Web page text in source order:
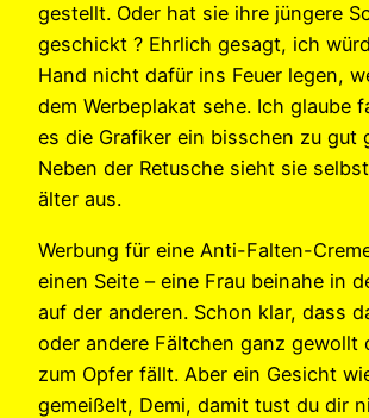
gestellt. Oder hat sie ihre jüngere
geschickt ? Ehrlich gesagt, ich
Hand nicht dafür ins Feuer legen,
dem Werbeplakat sehe. Ich glaube
es die Grafiker ein bisschen zu gut
Neben der Retusche sieht sie
älter aus.
Werbung für eine Anti-Falten-
einen Seite – eine Frau beinahe in
auf der anderen. Schon klar, dass
oder andere Fältchen ganz gewollt
zum Opfer fällt. Aber ein Gesicht
gemeißelt, Demi, damit tust du dir